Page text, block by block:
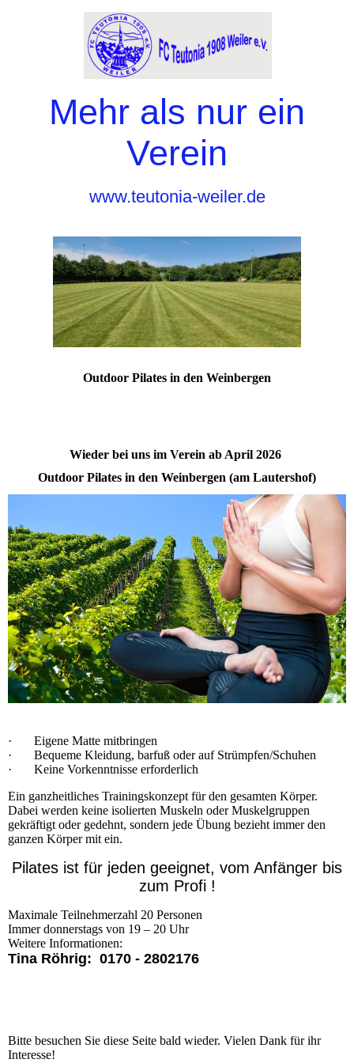
Mehr als nur ein
Verein
www.teutonia-weiler.de
Outdoor Pilates in den Weinbergen
Wieder bei uns im Verein ab April 2026
Outdoor Pilates in den Weinbergen (am Lautershof)
· Eigene Matte mitbringen
· Bequeme Kleidung, barfuß oder auf Strümpfen/Schuhen
· Keine Vorkenntnisse erforderlich
Ein ganzheitliches Trainingskonzept für den gesamten Körper.
Dabei werden keine isolierten Muskeln oder Muskelgruppen
gekräftigt oder gedehnt, sondern jede Übung bezieht immer den
ganzen Körper mit ein.
Pilates ist für jeden geeignet, vom Anfänger bis
zum Profi !
Maximale Teilnehmerzahl 20 Personen
Immer donnerstags von 19 – 20 Uhr
Weitere Informationen:
Tina Röhrig: 0170 - 2802176
Bitte besuchen Sie diese Seite bald wieder. Vielen Dank für ihr
Interesse!